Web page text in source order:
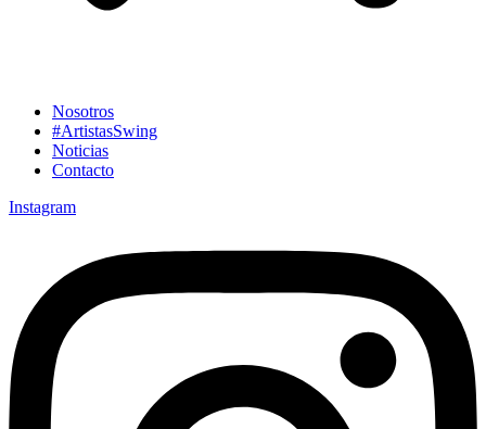
Nosotros
#ArtistasSwing
Noticias
Contacto
Instagram